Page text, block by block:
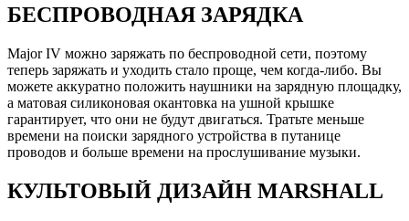
БЕСПРОВОДНАЯ ЗАРЯДКА
Major IV можно заряжать по беспроводной сети, поэтому
теперь заряжать и уходить стало проще, чем когда-либо. Вы
можете аккуратно положить наушники на зарядную площадку,
а матовая силиконовая окантовка на ушной крышке
гарантирует, что они не будут двигаться. Тратьте меньше
времени на поиски зарядного устройства в путанице
проводов и больше времени на прослушивание музыки.
КУЛЬТОВЫЙ ДИЗАЙН MARSHALL